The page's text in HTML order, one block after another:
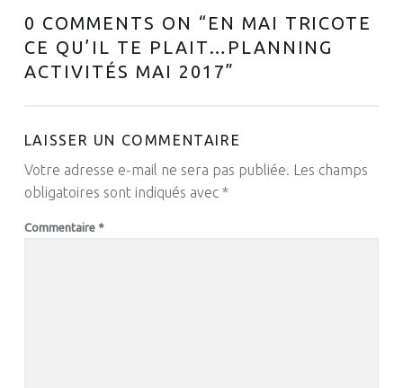
0 COMMENTS ON “ EN MAI TRICOTE
CE QU’IL TE PLAIT…PLANNING
ACTIVITÉS MAI 2017”
LAISSER UN COMMENTAIRE
Votre adresse e-mail ne sera pas publiée. Les champs
obligatoires sont indiqués avec *
Commentaire *